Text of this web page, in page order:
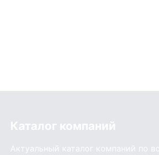
Каталог компаний
Актуальный каталог компаний по